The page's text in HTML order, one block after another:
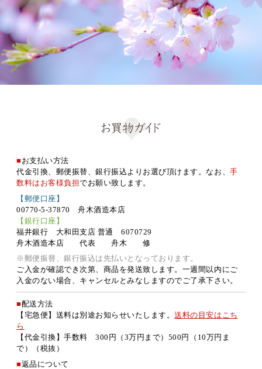
■ お支払い方法
代金引換、郵便振替、銀行振込よりお選び頂けます。なお、手
数料はお客様負担でお願い致します。
【郵便口座】
00770-5-37870 舟木酒造本店
【銀行口座】
福井銀行 大和田支店 普通 6070729
舟木酒造本店 代表 舟木 修
※郵便振替、銀行振込は先払いとなっております。
ご入金が確認でき次第、商品を発送致します。一週間以内にご
入金のない場合、キャンセルとみなしますのでご了承下さい。
■配送方法
【宅急便】送料は別途お知らせいたします。送料の目安はこち
ら
【代金引換】手数料 300円（3万円まで）500円（10万円ま
で）（税抜）
■返品について